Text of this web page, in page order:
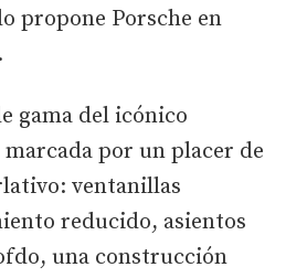
propone Porsche en
gama del icónico
marcada por un placer de
ventanillas
reducido, asientos
una construcción